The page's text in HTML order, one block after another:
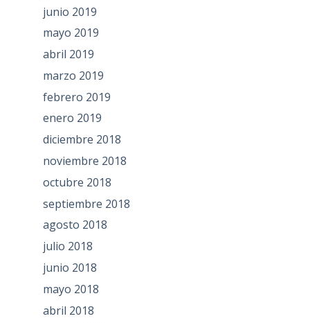
junio 2019
mayo 2019
abril 2019
marzo 2019
febrero 2019
enero 2019
diciembre 2018
noviembre 2018
octubre 2018
septiembre 2018
agosto 2018
julio 2018
junio 2018
mayo 2018
abril 2018